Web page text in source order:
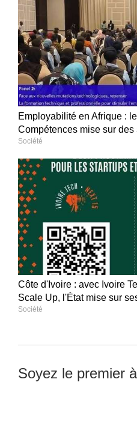
Employabilité en Afrique :
Compétences mise sur
Société
Côte d'Ivoire : avec Ivoire
Scale Up, l'État mise sur
Société
Soyez le premier